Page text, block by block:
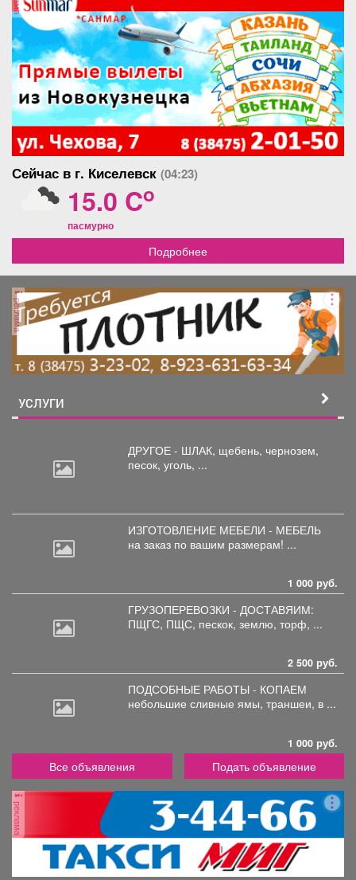
Сейчас в г. Киселевск (04:23)
15.0 Co
пасмурно
Подробнее
реклама
УСЛУГИ
ДРУГОЕ - ШЛАК, щебень, чернозем,
песок, уголь, ...
ИЗГОТОВЛЕНИЕ МЕБЕЛИ - МЕБЕЛЬ
на заказ по вашим размерам! ...
1 000 руб.
ГРУЗОПЕРЕВОЗКИ - ДОСТАВЯИМ:
ПЩГС, ПЩС, пескок, землю, торф, ...
2 500 руб.
ПОДСОБНЫЕ РАБОТЫ - КОПАЕМ
небольшие сливные ямы, траншеи, в ...
1 000 руб.
Все объявления Подать объявление
реклама